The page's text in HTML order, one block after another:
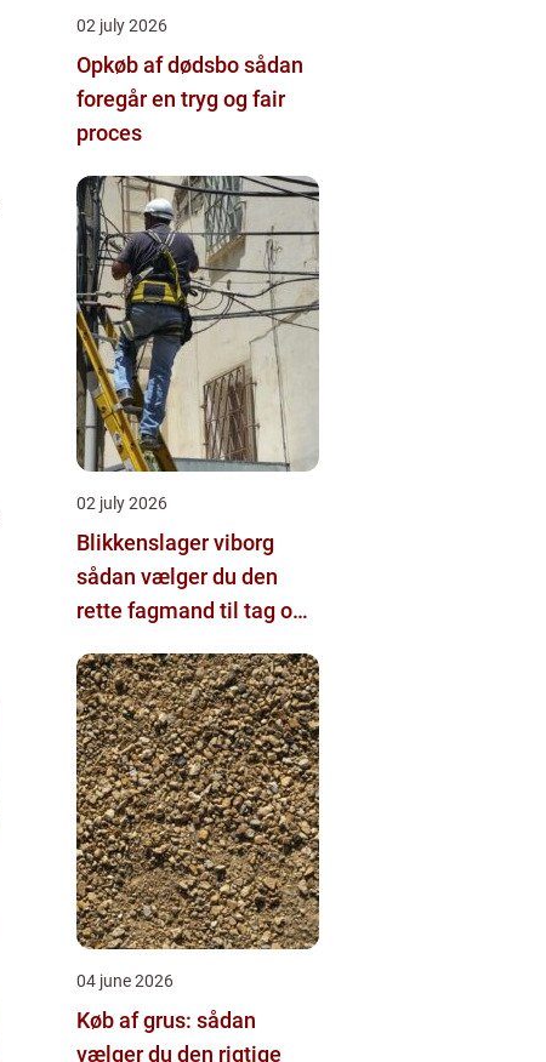
02 july 2026
Opkøb af dødsbo sådan
foregår en tryg og fair
proces
02 july 2026
Blikkenslager viborg
sådan vælger du den
rette fagmand til tag og
04 june 2026
Køb af grus: sådan
vælger du den rigtige